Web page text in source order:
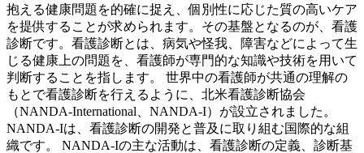
抱える健康問題を的確に捉え、個別性に応じた質の高いケア
を提供することが求められます。その基盤となるのが、看護
診断です。看護診断とは、病気や怪我、障害などによって生
じる健康上の問題を、看護師が専門的な知識や技術を用いて
判断することを指します。 世界中の看護師が共通の理解の
もとで看護診断を行えるように、北米看護診断協会
（NANDA-International、NANDA-I）が設立されました。
NANDA-Iは、看護診断の開発と普及に取り組む国際的な組
織です。 NANDA-Iの主な活動は、看護診断の定義、診断基